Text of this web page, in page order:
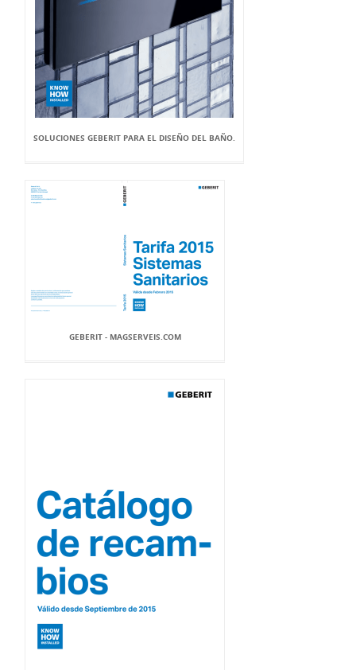
SOLUCIONES GEBERIT PARA EL DISEÑO DEL BAÑO.
GEBERIT - MAGSERVEIS.COM